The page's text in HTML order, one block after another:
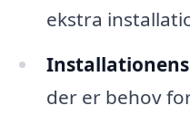
ekstra
der er behov